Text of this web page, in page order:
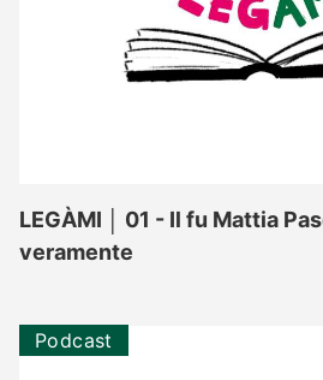
LEGÀMI │ 01 - Il fu Mattia
veramente
Podcast